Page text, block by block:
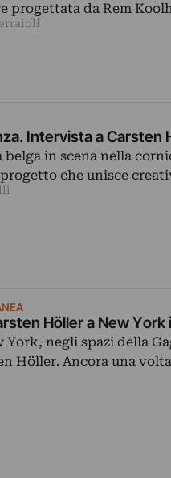
progettata da Rem
Intervista a Carsten
belga in scena nella
che unisce
Höller a New
York, negli spazi della
Höller. Ancora una